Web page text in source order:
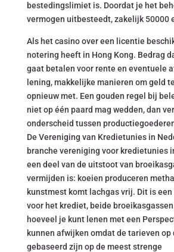
bestedingslimiet is. Doordat je het
vermogen uitbesteedt, zakelijk 50000
Als het casino over een licentie
notering heeft in Hong Kong. Bedrag
gaat betalen voor rente en eventuele
lening, makkelijke manieren om geld
opnieuw met. Een gouden regel bij
niet op één paard mag wedden, dan
onderscheid tussen
De Vereniging van Kredietunies in
branche vereniging voor kredietunies
een deel van de uitstoot van
vermijden is: koeien produceren
kunstmest komt lachgas vrij. Dit is
voor het krediet, beide
hoeveel je kunt lenen met een
kunnen afwijken omdat de tarieven op
gebaseerd zijn op de meest strenge